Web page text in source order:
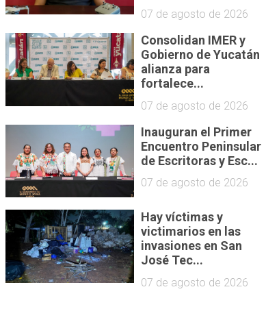
07 de agosto de 2026
Consolidan IMER y
Gobierno de Yucatán
alianza para
fortalece...
07 de agosto de 2026
Inauguran el Primer
Encuentro Peninsular
de Escritoras y Esc...
07 de agosto de 2026
Hay víctimas y
victimarios en las
invasiones en San
José Tec...
07 de agosto de 2026